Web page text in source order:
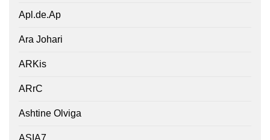
Apl.de.Ap
Ara Johari
ARKis
ARrC
Ashtine Olviga
ASIA7